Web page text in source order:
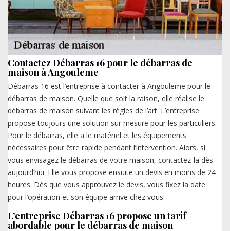
Contactez Débarras 16 pour le débarras de
maison à Angouleme
Débarras 16 est l’entreprise à contacter à Angouleme pour le
débarras de maison. Quelle que soit la raison, elle réalise le
débarras de maison suivant les règles de l’art. L’entreprise
propose toujours une solution sur mesure pour les particuliers.
Pour le débarras, elle a le matériel et les équipements
nécessaires pour être rapide pendant l’intervention. Alors, si
vous envisagez le débarras de votre maison, contactez-la dès
aujourd’hui. Elle vous propose ensuite un devis en moins de 24
heures. Dès que vous approuvez le devis, vous fixez la date
pour l’opération et son équipe arrive chez vous.
L’entreprise Débarras 16 propose un tarif
abordable pour le débarras de maison